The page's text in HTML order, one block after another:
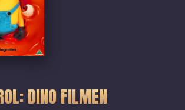
DINO FILMEN